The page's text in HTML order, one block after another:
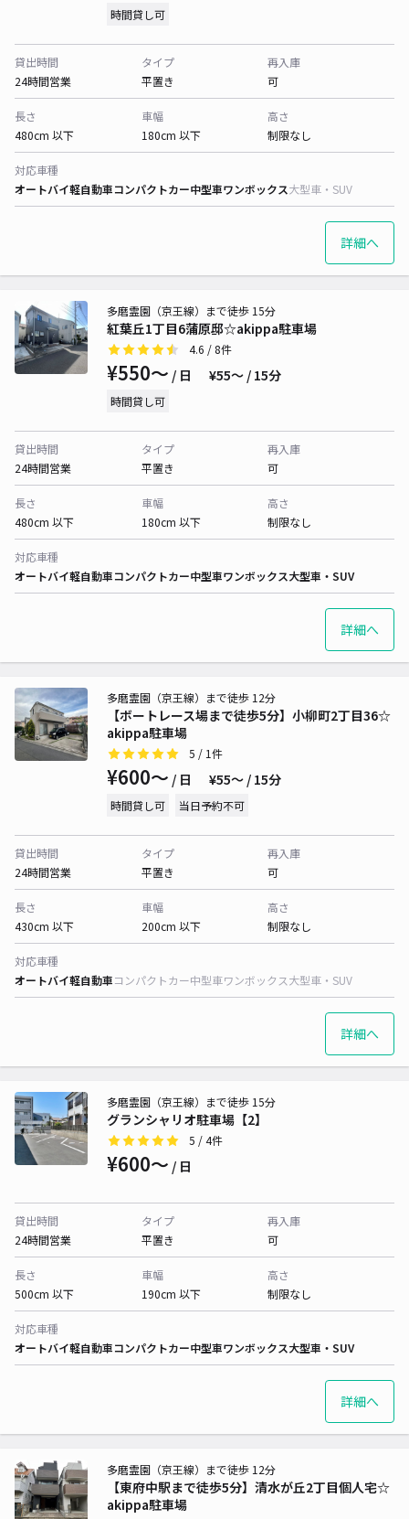
時間貸し可
貸出時間
24時間営業
タイプ
平置き
再入庫
可
長さ
480cm 以下
車幅
180cm 以下
高さ
制限なし
対応車種
オートバイ軽自動車コンパクトカー中型車ワンボックス大型車・SUV
詳細へ
紅葉丘1丁目6蒲原邸☆akippa駐車場
多磨霊園（京王線）まで徒歩 15分
4.6 / 8件
¥550〜 / 日 ¥55〜 / 15分
時間貸し可
貸出時間
24時間営業
タイプ
平置き
再入庫
可
長さ
480cm 以下
車幅
180cm 以下
高さ
制限なし
対応車種
オートバイ軽自動車コンパクトカー中型車ワンボックス大型車・SUV
詳細へ
【ボートレース場まで徒歩5分】小柳町2丁目36☆
akippa駐車場
多磨霊園（京王線）まで徒歩 12分
5 / 1件
¥600〜 / 日 ¥55〜 / 15分
時間貸し可 当日予約不可
貸出時間
24時間営業
タイプ
平置き
再入庫
可
長さ
430cm 以下
車幅
200cm 以下
高さ
制限なし
対応車種
オートバイ軽自動車コンパクトカー中型車ワンボックス大型車・SUV
詳細へ
グランシャリオ駐車場【2】
多磨霊園（京王線）まで徒歩 15分
5 / 4件
¥600〜 / 日
貸出時間
24時間営業
タイプ
平置き
再入庫
可
長さ
500cm 以下
車幅
190cm 以下
高さ
制限なし
対応車種
オートバイ軽自動車コンパクトカー中型車ワンボックス大型車・SUV
詳細へ
【東府中駅まで徒歩5分】清水が丘2丁目個人宅☆
akippa駐車場
多磨霊園（京王線）まで徒歩 12分